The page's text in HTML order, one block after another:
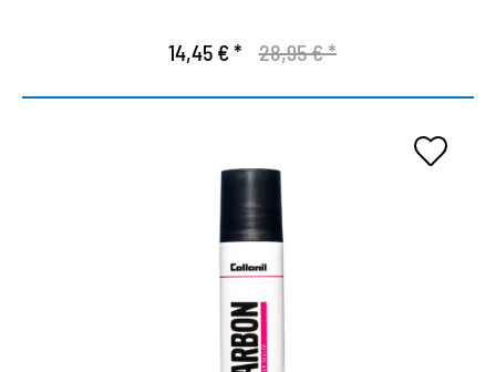
14,45 € * 28,95 € *
Sellado para entresuela.
Sellado altamente efectivo de la entresuela.